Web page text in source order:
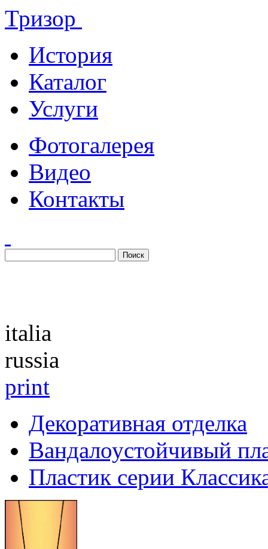
Тризор
История
Каталог
Услуги
Фотогалерея
Видео
Контакты
italia
russia
print
Декоративная отделка
Вандалоустойчивый
Пластик серии